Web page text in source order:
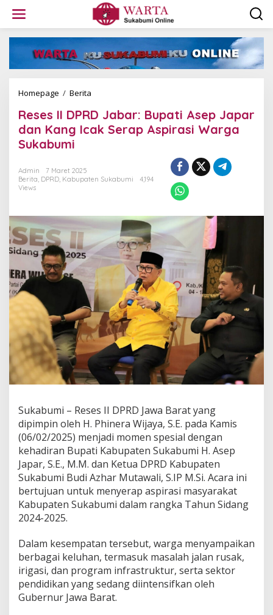
w
Homepage / Berita
s
e
s
P
J
a
b
a
r
B
u
p
a
i
A
s
p
p
a
r
d
a
n
K
a
n
g
a
k
S
e
r
a
Reses II DPRD Jabar: Bupati Asep Japar
dan Kang Icak Serap Aspirasi Warga
Sukabumi
Admin
7 Maret 2025
Berita, DPRD, Kabupaten Sukabumi
4,194
Views
Sukabumi – Reses II DPRD Jawa Barat yang
dipimpin oleh H. Phinera Wijaya, S.E. pada Kamis
(06/02/2025) menjadi momen spesial dengan
kehadiran Bupati Kabupaten Sukabumi H. Asep
Japar, S.E., M.M. dan Ketua DPRD Kabupaten
Sukabumi Budi Azhar Mutawali, S.IP M.Si. Acara ini
bertujuan untuk menyerap aspirasi masyarakat
Kabupaten Sukabumi dalam rangka Tahun Sidang
2024-2025.
Dalam kesempatan tersebut, warga menyampaikan
berbagai keluhan, termasuk masalah jalan rusak,
irigasi, dan program infrastruktur, serta sektor
pendidikan yang sedang diintensifkan oleh
Gubernur Jawa Barat.